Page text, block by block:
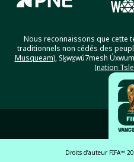
Nous reconnaissons que cette
traditionnels non cédés des
Musqueam), Sḵwx̱wú7mesh
(nation
Droits d’auteur FIFA™